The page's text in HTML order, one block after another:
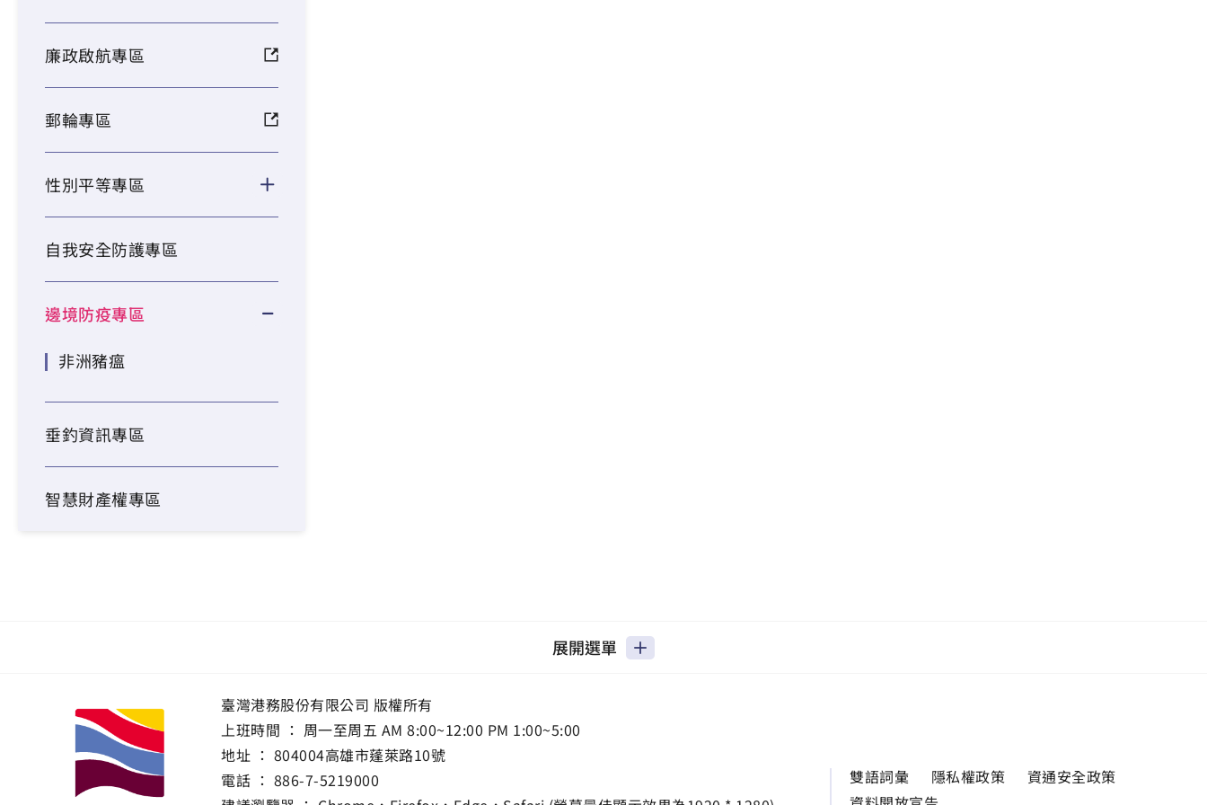
廉政啟航專區
郵輪專區
性別平等專區
自我安全防護專區
邊境防疫專區
非洲豬瘟
垂釣資訊專區
智慧財產權專區
展開選單
臺灣港務股份有限公司 版權所有
上班時間 ： 周一至周五 AM 8:00~12:00 PM 1:00~5:00
地址 ： 804004高雄市蓬萊路10號
電話 ： 886-7-5219000
雙語詞彙 隱私權政策
資通安全政策